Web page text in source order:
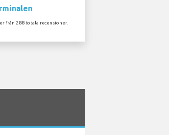
från 288 totala recensioner.